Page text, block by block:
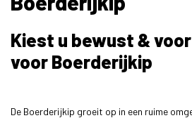
Kiest u bewust &
voor Boerderijkip
De Boerderijkip groeit op in een ruime